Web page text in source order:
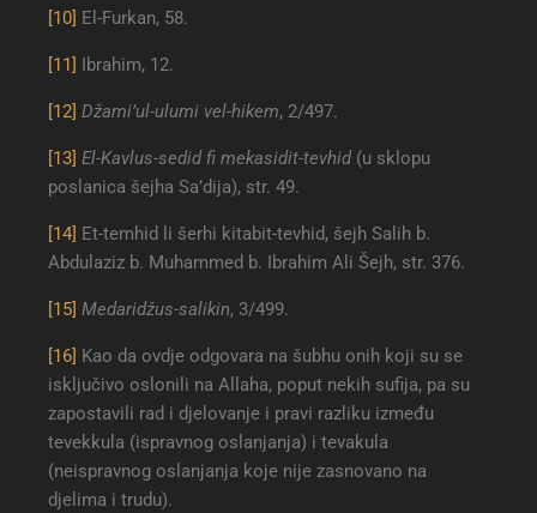
[10] El-Furkan, 58.
[11] Ibrahim, 12.
[12] Džami’ul-ulumi vel-hikem, 2/497.
[13] El-Kavlus-sedid fi mekasidit-tevhid (u sklopu
poslanica šejha Sa’dija), str. 49.
[14] Et-temhid li šerhi kitabit-tevhid, šejh Salih b.
Abdulaziz b. Muhammed b. Ibrahim Ali Šejh, str. 376.
[15] Medaridžus-salikin, 3/499.
[16] Kao da ovdje odgovara na šubhu onih koji su se
isključivo oslonili na Allaha, poput nekih sufija, pa su
zapostavili rad i djelovanje i pravi razliku između
tevekkula (ispravnog oslanjanja) i tevakula
(neispravnog oslanjanja koje nije zasnovano na
djelima i trudu).